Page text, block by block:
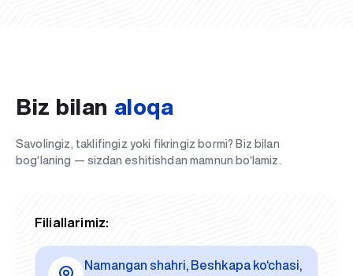
Biz bilan aloqa
Savolingiz, taklifingiz yoki fikringiz bormi? Biz bilan
bog‘laning — sizdan eshitishdan mamnun bo‘lamiz.
Filiallarimiz:
Namangan shahri, Beshkapa ko‘chasi,